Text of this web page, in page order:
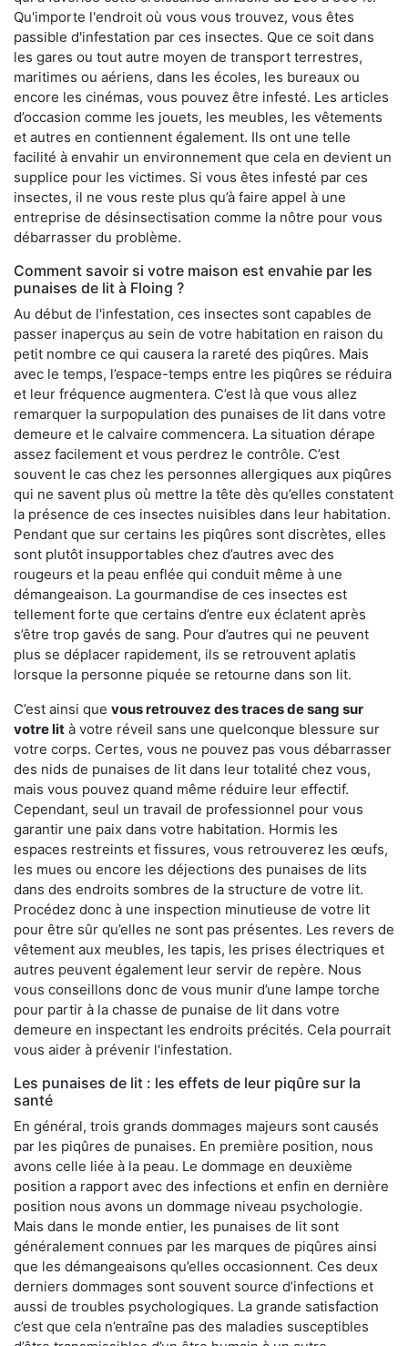
Qu'importe l'endroit où vous vous trouvez, vous êtes
passible d'infestation par ces insectes. Que ce soit dans
les gares ou tout autre moyen de transport terrestres,
maritimes ou aériens, dans les écoles, les bureaux ou
encore les cinémas, vous pouvez être infesté. Les articles
d’occasion comme les jouets, les meubles, les vêtements
et autres en contiennent également. Ils ont une telle
facilité à envahir un environnement que cela en devient un
supplice pour les victimes. Si vous êtes infesté par ces
insectes, il ne vous reste plus qu’à faire appel à une
entreprise de désinsectisation comme la nôtre pour vous
débarrasser du problème.
Comment savoir si votre maison est envahie par les
punaises de lit à Floing ?
Au début de l'infestation, ces insectes sont capables de
passer inaperçus au sein de votre habitation en raison du
petit nombre ce qui causera la rareté des piqûres. Mais
avec le temps, l’espace-temps entre les piqûres se réduira
et leur fréquence augmentera. C’est là que vous allez
remarquer la surpopulation des punaises de lit dans votre
demeure et le calvaire commencera. La situation dérape
assez facilement et vous perdrez le contrôle. C’est
souvent le cas chez les personnes allergiques aux piqûres
qui ne savent plus où mettre la tête dès qu’elles constatent
la présence de ces insectes nuisibles dans leur habitation.
Pendant que sur certains les piqûres sont discrètes, elles
sont plutôt insupportables chez d’autres avec des
rougeurs et la peau enflée qui conduit même à une
démangeaison. La gourmandise de ces insectes est
tellement forte que certains d’entre eux éclatent après
s’être trop gavés de sang. Pour d’autres qui ne peuvent
plus se déplacer rapidement, ils se retrouvent aplatis
lorsque la personne piquée se retourne dans son lit.
C’est ainsi que vous retrouvez des traces de sang sur
votre lit à votre réveil sans une quelconque blessure sur
votre corps. Certes, vous ne pouvez pas vous débarrasser
des nids de punaises de lit dans leur totalité chez vous,
mais vous pouvez quand même réduire leur effectif.
Cependant, seul un travail de professionnel pour vous
garantir une paix dans votre habitation. Hormis les
espaces restreints et fissures, vous retrouverez les œufs,
les mues ou encore les déjections des punaises de lits
dans des endroits sombres de la structure de votre lit.
Procédez donc à une inspection minutieuse de votre lit
pour être sûr qu’elles ne sont pas présentes. Les revers de
vêtement aux meubles, les tapis, les prises électriques et
autres peuvent également leur servir de repère. Nous
vous conseillons donc de vous munir d’une lampe torche
pour partir à la chasse de punaise de lit dans votre
demeure en inspectant les endroits précités. Cela pourrait
vous aider à prévenir l'infestation.
Les punaises de lit : les effets de leur piqûre sur la
santé
En général, trois grands dommages majeurs sont causés
par les piqûres de punaises. En première position, nous
avons celle liée à la peau. Le dommage en deuxième
position a rapport avec des infections et enfin en dernière
position nous avons un dommage niveau psychologie.
Mais dans le monde entier, les punaises de lit sont
généralement connues par les marques de piqûres ainsi
que les démangeaisons qu’elles occasionnent. Ces deux
derniers dommages sont souvent source d’infections et
aussi de troubles psychologiques. La grande satisfaction
c’est que cela n’entraîne pas des maladies susceptibles